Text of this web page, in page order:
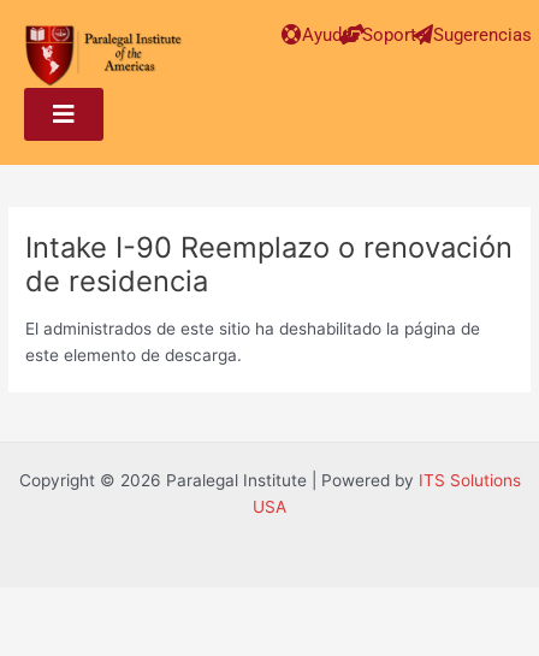
Ayuda Soporte Sugerencias
Intake I-90 Reemplazo o renovación
de residencia
El administrados de este sitio ha deshabilitado la página de
este elemento de descarga.
navigation
Copyright © 2026 Paralegal Institute | Powered by ITS Solutions
USA